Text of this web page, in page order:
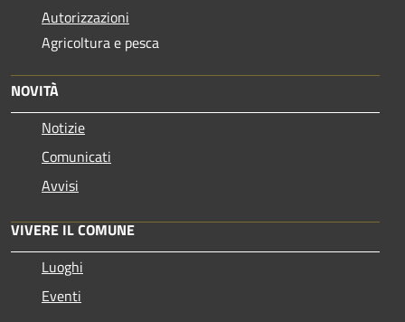
Autorizzazioni
Agricoltura e pesca
NOVITÀ
Notizie
Comunicati
Avvisi
VIVERE IL COMUNE
Luoghi
Eventi